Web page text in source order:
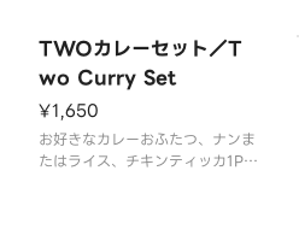
ラダ※写真ではナンとライス両方
ついてますが、実際にはどちらか
おひとつです。※現在はターメリ
ックライスから白いご飯に変更さ
れています
TWOカレーセット／T
wo Curry Set
¥1,650
お好きなカレーおふたつ、ナンま
たはライス、チキンティッカ1P※